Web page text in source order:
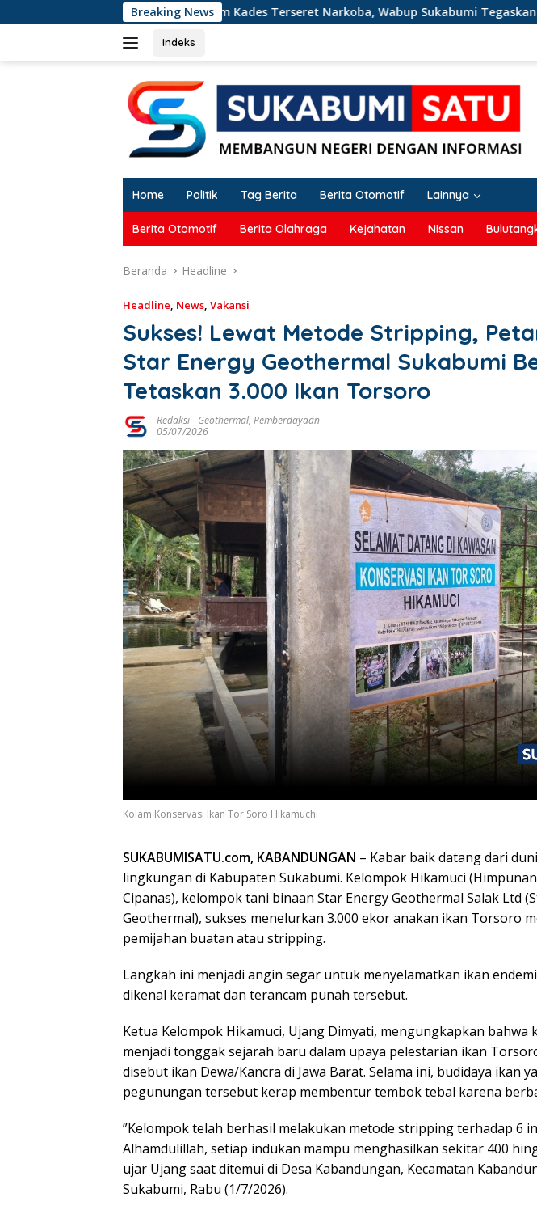
ke
Breaking News
Oknum Kades Terseret Narkoba, Wabup Sukabumi Tegaskan Narkoba Musuh Bersama
Indeks
Home Politik Tag Berita Berita Otomotif Lainnya
Berita Otomotif Berita Olahraga Kejahatan Nissan
Beranda Headline
Headline, News, Vakansi
Sukses! Lewat Metode Stripping,
Star Energy Geothermal Sukabumi
Tetaskan 3.000 Ikan Torsoro
Redaksi- Geothermal, Pemberdayaan
05/07/2026
Kolam Konservasi Ikan Tor Soro Hikamuchi
SUKABUMISATU.com, KABANDUNGAN – Kabar baik datang dari
lingkungan di Kabupaten Sukabumi. Kelompok Hikamuci
Cipanas), kelompok tani binaan Star Energy Geothermal Salak Ltd
Geothermal), sukses menelurkan 3.000 ekor anakan ikan Torsoro
pemijahan buatan atau stripping.
​Langkah ini menjadi angin segar untuk menyelamatkan ikan
dikenal keramat dan terancam punah tersebut.
​Ketua Kelompok Hikamuci, Ujang Dimyati, mengungkapkan bahwa
menjadi tonggak sejarah baru dalam upaya pelestarian ikan
disebut ikan Dewa/Kancra di Jawa Barat. Selama ini, budidaya ikan
pegunungan tersebut kerap membentur tembok tebal karena
​”Kelompok telah berhasil melakukan metode stripping terhadap 6
Alhamdulillah, setiap indukan mampu menghasilkan sekitar 400
ujar Ujang saat ditemui di Desa Kabandungan, Kecamatan
Sukabumi, Rabu (1/7/2026).